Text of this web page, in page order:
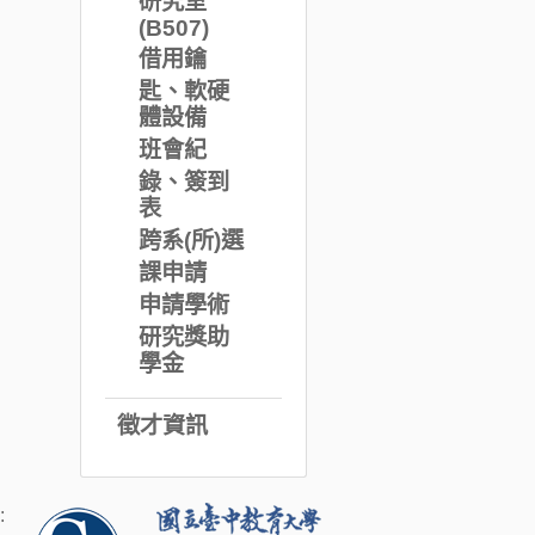
(B507)
借用鑰
匙、軟硬
體設備
班會紀
錄、簽到
表
跨系(所)選
課申請
申請學術
研究獎助
學金
徵才資訊